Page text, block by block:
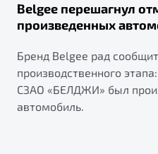
Belgee перешагнул
произведенных
Бренд Belgee рад
производственного
СЗАО «БЕЛДЖИ» был
автомобиль.